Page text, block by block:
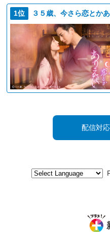
生ハムとトマト
2022年1
イタリア
2022年1
苺ミ
2022年1
サーモンチ
2021年12
韓国のお雑
2021年12
バゲットディッ
オイルサーディン
レンジでぐるま
1位
配信対